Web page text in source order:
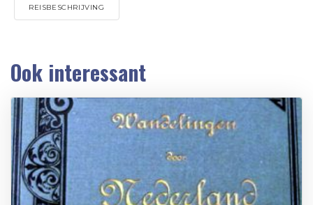
REISBESCHRIJVING
Ook interessant